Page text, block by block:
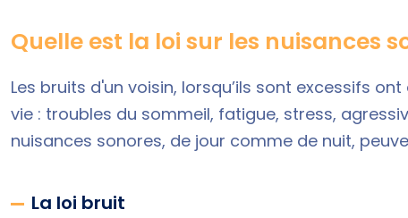
Quelle est la loi sur les nuisances
Les bruits d'un voisin, lorsqu’ils sont excessifs
vie : troubles du sommeil, fatigue, stress,
nuisances sonores, de jour comme de nuit,
La loi bruit